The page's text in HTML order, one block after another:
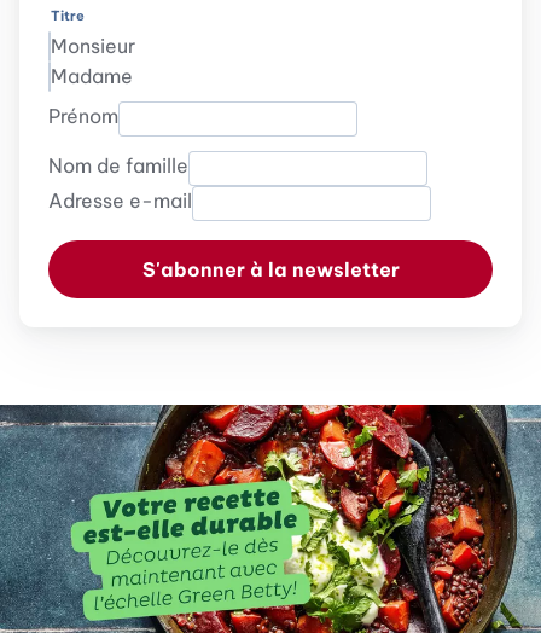
Titre
Monsieur
Madame
Prénom
Nom de famille
Adresse e-mail
S'abonner à la newsletter